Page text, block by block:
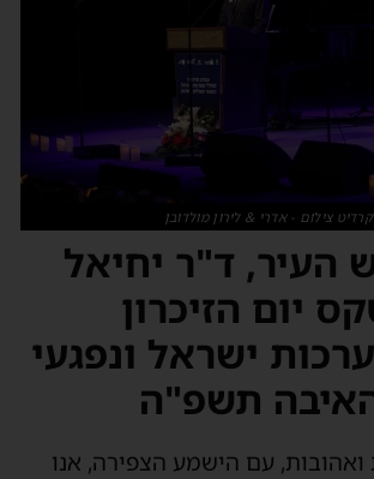
קרדיט צילום - אדרי & לירון מולדובן
העיר, ד"ר יחיאל
יום הזיכרון
ישראל ונפגעי
תשפ"ה
עם הישמע הצפירה, אנו